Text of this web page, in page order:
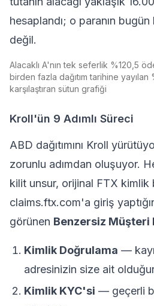
hesaplandı; o paranın
değil.
Alacaklı A'nın tek seferlik %120,5
birden fazla dağıtım tarihine yayılan
karşılaştıran sütun grafiği
Kroll'ün 9 Adımlı Süreci
ABD dağıtımını Kroll
zorunlu adımdan oluşuyor.
kilit unsur, orijinal FTX kimlik
claims.ftx.com'a giriş
görünen Benzersiz Müşteri
Kimlik Doğrulama —
adresinizin size ait
Kimlik KYC'si — geçerli